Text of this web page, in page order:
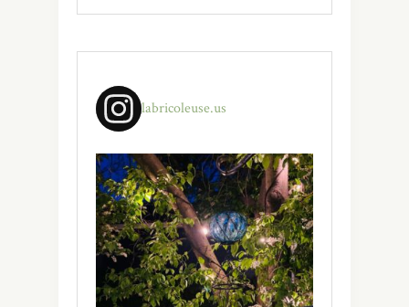
labricoleuse.us